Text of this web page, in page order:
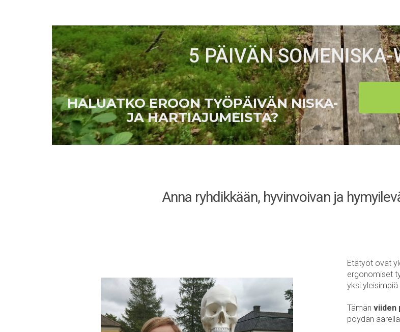
5 PÄIVÄN SOMENISKA-
HALUATKO EROON TYÖPÄIVÄN NISKA-
JA HARTIAJUMEISTA?
Anna ryhdikkään, hyvinvoivan ja
Etätyöt ovat
ergonomiset
yksi yleisimpiä
Tämän viiden
pöydän